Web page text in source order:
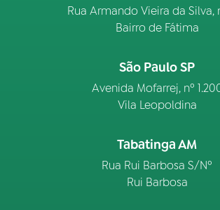
Rua Armando Vieira da Silva,
Bairro de Fátima
São Paulo SP
Avenida Mofarrej, nº
Vila Leopoldina
Tabatinga AM
Rua Rui Barbosa S/Nº
Rui Barbosa